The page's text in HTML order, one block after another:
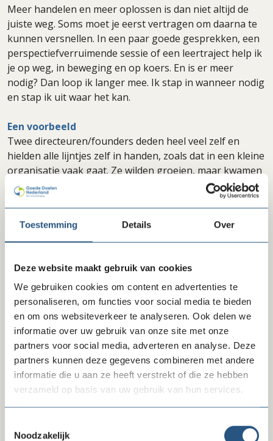
Toestemming Details Over
Deze website maakt gebruik van cookies
We gebruiken cookies om content en advertenties te
personaliseren, om functies voor social media te bieden
en om ons websiteverkeer te analyseren. Ook delen we
informatie over uw gebruik van onze site met onze
partners voor social media, adverteren en analyse. Deze
partners kunnen deze gegevens combineren met andere
informatie die u aan ze heeft verstrekt of die ze hebben
verzameld op basis van uw gebruik van hun services.
Noodzakelijk
Meer handelen en meer oplossen is dan niet altijd de
juiste weg. Soms moet je eerst vertragen om daarna te
kunnen versnellen. In een paar goede gesprekken, een
perspectiefverruimende sessie of een leertraject help ik
je op weg, in beweging en op koers. En is er meer
nodig? Dan loop ik langer mee. Ik stap in wanneer nodig
en stap ik uit waar het kan.
Een voorbeeld
Twee directeuren/founders deden heel veel zelf en
hielden alle lijntjes zelf in handen, zoals dat in een kleine
organisatie vaak gaat. Ze wilden groeien, maar kwamen
er niet aan toe om iets te doen met alle ideeën die ze
hadden. In 10 gesprekken in een periode van 8 maanden
professionalisering van de organisatie. Wat voor
organisatie heb je nodig? Wat mag niet veranderen? We
standaardisatie van processen en nieuwe
overlegvormen. We probeerden uit en behielden wat
werkte. Ook de relatie tussen de directeuren namen we
onder de loep. De basis die daar ontstond, maakte groei
en nieuwe richtingen mogelijk.
Naast mijn werk in organisaties ben ik moeder van twee
topsportende kinderen en ben ik actief in hun
atletiekvereniging. Ook daar werk ik aan sterke relaties,
ambitie en strategie, veelal via de kracht van verhalen.